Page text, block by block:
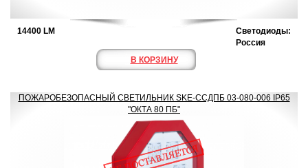
14400 LM
Светодиоды:
Россия
В КОРЗИНУ
ПОЖАРОБЕЗОПАСНЫЙ СВЕТИЛЬНИК SKE-ССДПБ 03-080-006 IP65
"ОКТА 80 ПБ"